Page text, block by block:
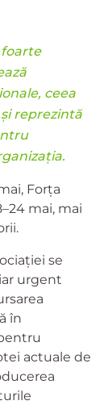
foarte
ceea
reprezintă
Forța
mai, mai
se
urgent
în
actuale de